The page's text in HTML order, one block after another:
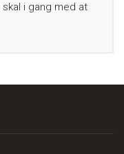
i gang med at